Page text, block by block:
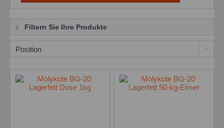
Filtern Sie Ihre Produkte